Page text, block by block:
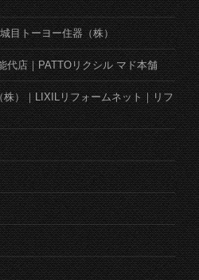
目トーヨー住器（株）
代店｜PATTOリクシル マド本舗
）｜LIXILリフォームネット｜リフ